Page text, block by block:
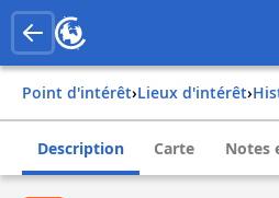
Point d'intérêt› Lieux d'intérêt›
Description Carte Notes